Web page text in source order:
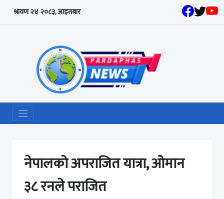
श्रावण २४ २०८३, आइतबार
नेपालको अपराजित यात्रा, ओमान
३८ रनले पराजित